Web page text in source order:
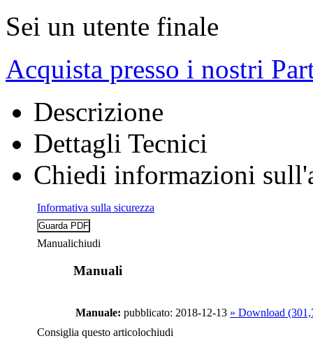
Sei un utente finale
Acquista presso i nostri
Descrizione
Dettagli Tecnici
Chiedi informazioni
Informativa sulla sicurezza
Manualichiudi
Manuali
Manuale: pubblicato: 2018-12-13 » Download
Consiglia questo articolochiudi